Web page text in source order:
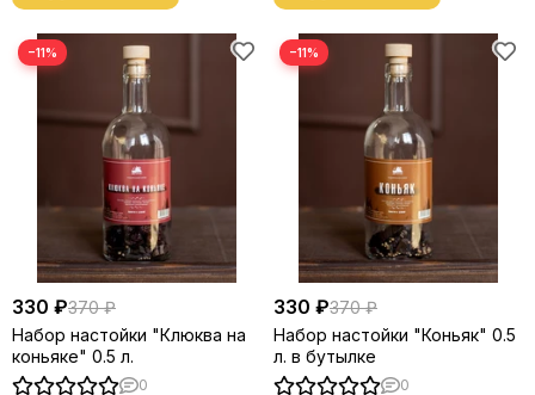
−11%
330 ₽370 ₽
Набор настойки "Клюква на
коньяке" 0.5 л.
0
−11%
330 ₽370 ₽
Набор настойки "Коньяк" 0.5
л. в бутылке
0